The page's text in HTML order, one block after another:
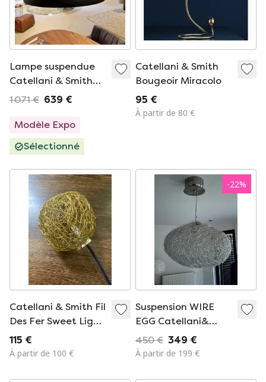
Lampe suspendue
Catellani & Smith
Stchu-Moon
1 071 € 639 €
Modèle Expo
Sélectionné
Catellani & Smith
Bougeoir Miracolo
95 €
À partir de 80 €
Catellani & Smith Fil
Des Fer Sweet Light
T, agneau de table
10 cm
115 €
À partir de 100 €
-22%
Suspension WIRE
EGG Catellani&
Smith 30x10w
450 € 349 €
À partir de 199 €